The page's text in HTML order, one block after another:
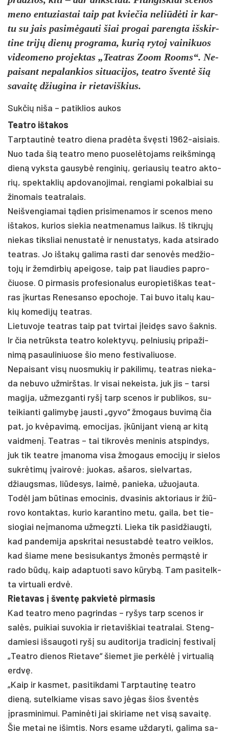
me­no en­tu­zias­tai taip pat kvie­čia ne­liūdė­ti ir kar­
tu su jais pa­si­mėgau­ti šiai pro­gai pa­reng­ta išs­kir­
ti­ne trijų dienų pro­gra­ma, ku­rią ry­toj vai­ni­kuos
vi­deo­me­no pro­jek­tas „Teat­ras Zoom Rooms“. Ne­
pai­sant ne­pa­lan­kios si­tua­ci­jos, teat­ro šventė šią
sa­vaitę džiu­gi­na ir rie­ta­viš­kius.
Sukčių niša – patiklios aukos
Teat­ro iš­ta­kos
Tarp­tau­tinė teat­ro die­na pra­dėta švęsti 1962-ai­siais.
Nuo ta­da šią teat­ro me­no puo­selė­to­jams reikš­mingą
dieną vyks­ta gau­sybė ren­gi­nių, ge­riau­sių teat­ro ak­to­
rių, spek­tak­lių ap­do­va­no­ji­mai, ren­gia­mi po­kal­biai su
ži­no­mais teat­ra­lais.
Neiš­ven­gia­mai tądien pri­si­me­na­mos ir sce­nos me­no
iš­ta­kos, ku­rios sie­kia neat­me­na­mus lai­kus. Iš tikrųjų
nie­kas tiks­liai ne­nus­tatė ir ne­nus­ta­tys, ka­da at­si­ra­do
teat­ras. Jo iš­takų ga­li­ma ras­ti dar se­novės med­žio­
tojų ir žem­dir­bių apei­go­se, taip pat liau­dies pa­pro­
čiuo­se. O pir­ma­sis pro­fe­sio­na­lus eu­ro­pie­tiš­kas teat­
ras įkur­tas Re­ne­san­so epo­cho­je. Tai bu­vo italų kau­
kių ko­me­dijų teat­ras.
Lie­tu­vo­je teat­ras taip pat tvir­tai įleidęs sa­vo šak­nis.
Ir čia ne­trūksta teat­ro ko­lek­tyvų, pel­niu­sių pri­pa­ži­
nimą pa­sau­li­niuo­se šio me­no fes­ti­va­liuo­se.
Ne­pai­sant visų nuo­smu­kių ir pa­ki­limų, teat­ras nie­ka­
da ne­bu­vo už­mirš­tas. Ir vi­sai ne­keis­ta, juk jis – tar­si
ma­gi­ja, už­mez­gan­ti ryšį tarp sce­nos ir pub­li­kos, su­
tei­kian­ti ga­li­mybę jaus­ti „gy­vo“ žmo­gaus bu­vimą čia
pat, jo kvėpa­vimą, emo­ci­jas, įkūni­jant vieną ar kitą
vaid­menį. Teat­ras – tai tik­rovės me­ni­nis at­spin­dys,
juk tik teat­re įma­no­ma vi­sa žmo­gaus emo­cijų ir sie­los
su­krėtimų įvai­rovė: juo­kas, aša­ros, siel­var­tas,
džiaugs­mas, liū­de­sys, laimė, pa­nie­ka, užuo­jau­ta.
Todėl jam būti­nas emo­ci­nis, dva­si­nis ak­to­riaus ir žiū­
ro­vo kon­tak­tas, ku­rio ka­ran­ti­no me­tu, gai­la, bet tie­
sio­giai ne­įma­no­ma už­megz­ti. Lie­ka tik pa­si­džiaug­ti,
kad pan­de­mi­ja ap­skri­tai ne­sus­tabdė teat­ro veik­los,
kad šia­me me­ne be­si­su­kan­tys žmonės per­mąstė ir
ra­do būdų, kaip adap­tuo­ti sa­vo kūrybą. Tam pa­si­telk­
ta vir­tua­li erdvė.
Rie­ta­vas į šventę pa­kvietė pir­ma­sis
Kad teat­ro me­no pa­grin­das – ry­šys tarp sce­nos ir
salės, pui­kiai su­vo­kia ir rie­ta­viš­kiai teat­ra­lai. Steng­
da­mie­si iš­sau­go­ti ryšį su au­di­to­ri­ja tra­di­cinį fes­ti­valį
„Teat­ro die­nos Rie­ta­ve“ šie­met jie per­kėlė į vir­tua­lią
erdvę.
„Kaip ir kas­met, pa­si­tik­da­mi Tarp­tau­tinę teat­ro
dieną, su­tel­kia­me vi­sas sa­vo jėgas šios šventės
įpras­mi­ni­mui. Pa­minė­ti jai ski­ria­me net visą sa­vaitę.
Šie me­tai ne išim­tis. Nors esa­me už­da­ry­ti, ga­li­ma sa­